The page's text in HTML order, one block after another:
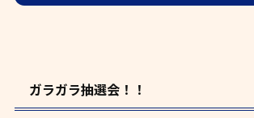
ガラガラ抽選会！！